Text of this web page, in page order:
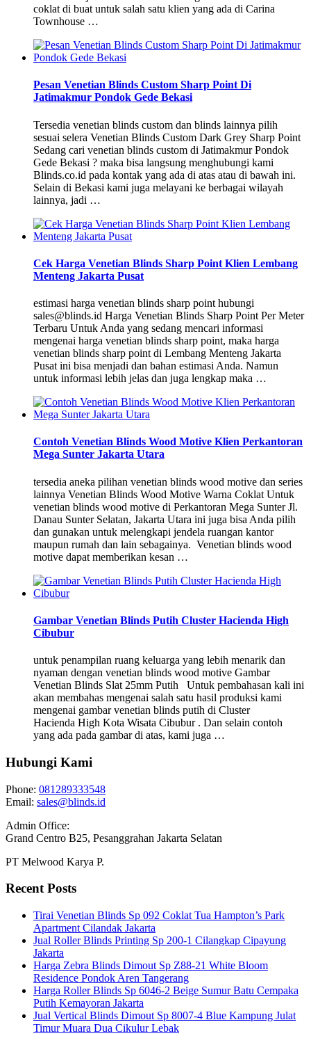
coklat di buat untuk salah satu klien yang ada di Carina
Townhouse …
Pesan Venetian Blinds Custom Sharp Point Di
Jatimakmur Pondok Gede Bekasi
Tersedia venetian blinds custom dan blinds lainnya pilih
sesuai selera Venetian Blinds Custom Dark Grey Sharp Point
Sedang cari venetian blinds custom di Jatimakmur Pondok
Gede Bekasi ? maka bisa langsung menghubungi kami
Blinds.co.id pada kontak yang ada di atas atau di bawah ini.
Selain di Bekasi kami juga melayani ke berbagai wilayah
lainnya, jadi …
Cek Harga Venetian Blinds Sharp Point Klien Lembang
Menteng Jakarta Pusat
estimasi harga venetian blinds sharp point hubungi
sales@blinds.id Harga Venetian Blinds Sharp Point Per Meter
Terbaru Untuk Anda yang sedang mencari informasi
mengenai harga venetian blinds sharp point, maka harga
venetian blinds sharp point di Lembang Menteng Jakarta
Pusat ini bisa menjadi dan bahan estimasi Anda. Namun
untuk informasi lebih jelas dan juga lengkap maka …
Contoh Venetian Blinds Wood Motive Klien Perkantoran
Mega Sunter Jakarta Utara
tersedia aneka pilihan venetian blinds wood motive dan series
lainnya Venetian Blinds Wood Motive Warna Coklat Untuk
venetian blinds wood motive di Perkantoran Mega Sunter Jl.
Danau Sunter Selatan, Jakarta Utara ini juga bisa Anda pilih
dan gunakan untuk melengkapi jendela ruangan kantor
maupun rumah dan lain sebagainya. Venetian blinds wood
motive dapat memberikan kesan …
Gambar Venetian Blinds Putih Cluster Hacienda High
Cibubur
untuk penampilan ruang keluarga yang lebih menarik dan
nyaman dengan venetian blinds wood motive Gambar
Venetian Blinds Slat 25mm Putih Untuk pembahasan kali ini
akan membahas mengenai salah satu hasil produksi kami
mengenai gambar venetian blinds putih di Cluster
Hacienda High Kota Wisata Cibubur . Dan selain contoh
yang ada pada gambar di atas, kami juga …
Hubungi Kami
Phone: 081289333548
Email: sales@blinds.id
Admin Office:
Grand Centro B25, Pesanggrahan Jakarta Selatan
PT Melwood Karya P.
Recent Posts
Tirai Venetian Blinds Sp 092 Coklat Tua Hampton’s Park
Apartment Cilandak Jakarta
Jual Roller Blinds Printing Sp 200-1 Cilangkap Cipayung
Jakarta
Harga Zebra Blinds Dimout Sp Z88-21 White Bloom
Residence Pondok Aren Tangerang
Harga Roller Blinds Sp 6046-2 Beige Sumur Batu Cempaka
Putih Kemayoran Jakarta
Jual Vertical Blinds Dimout Sp 8007-4 Blue Kampung Julat
Timur Muara Dua Cikulur Lebak